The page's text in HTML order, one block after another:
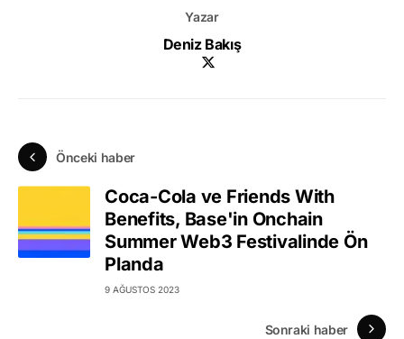
Yazar
Deniz Bakış
Önceki haber
Coca-Cola ve Friends With
Benefits, Base'in Onchain
Summer Web3 Festivalinde Ön
Planda
9 AĞUSTOS 2023
Sonraki haber